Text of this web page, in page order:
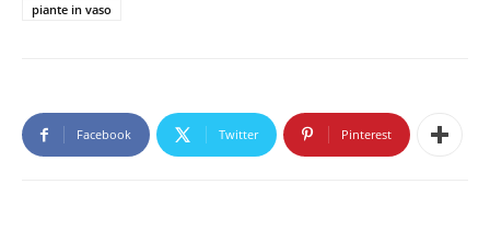
piante in vaso
Facebook Twitter Pinterest